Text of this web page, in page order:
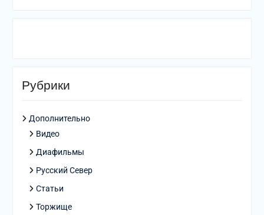
Рубрики
Дополнительно
Видео
Диафильмы
Русский Север
Статьи
Торжище